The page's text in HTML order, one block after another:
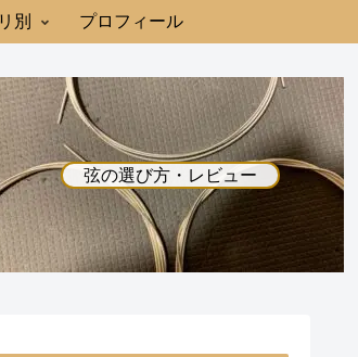
別 プロフィール
弦の選び方・レビュー